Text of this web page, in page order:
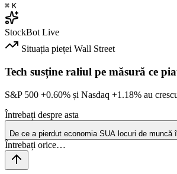
⌘ K
StockBot Live
Situația pieței Wall Street
Tech susține raliul pe măsură ce
S&P 500 +0.60% și Nasdaq +1.18% au
Întrebați despre asta
De ce a pierdut economia SUA locuri de muncă